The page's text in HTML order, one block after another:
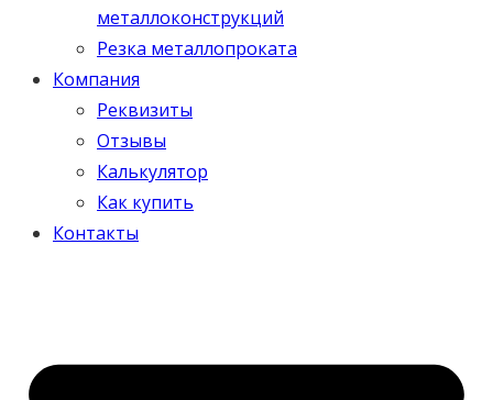
металлоконструкций
Резка металлопроката
Компания
Реквизиты
Отзывы
Калькулятор
Как купить
Контакты